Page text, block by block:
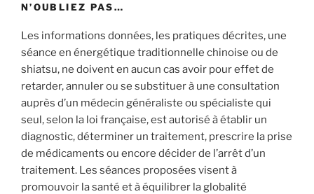
N’OUBLIEZ PAS…
Les informations données, les pratiques décrites, une
séance en énergétique traditionnelle chinoise ou de
shiatsu, ne doivent en aucun cas avoir pour effet de
retarder, annuler ou se substituer à une consultation
auprès d’un médecin généraliste ou spécialiste qui
seul, selon la loi française, est autorisé à établir un
diagnostic, déterminer un traitement, prescrire la prise
de médicaments ou encore décider de l’arrêt d’un
traitement. Les séances proposées visent à
promouvoir la santé et à équilibrer la globalité